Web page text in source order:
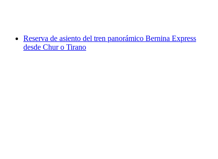
Reserva de asiento del tren panorámico Bernina Express
desde Chur o Tirano